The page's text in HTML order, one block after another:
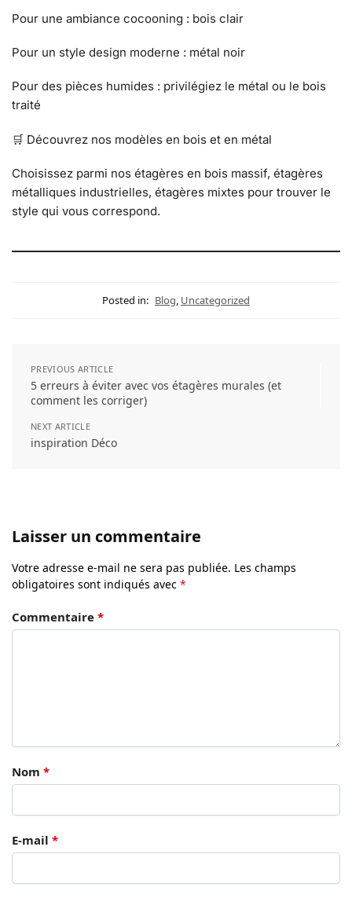
Pour une ambiance cocooning : bois clair
Pour un style design moderne : métal noir
Pour des pièces humides : privilégiez le métal ou le bois
traité
🛒 Découvrez nos modèles en bois et en métal
Choisissez parmi nos étagères en bois massif, étagères
métalliques industrielles, étagères mixtes pour trouver le
style qui vous correspond.
Posted in: Blog, Uncategorized
PREVIOUS ARTICLE
5 erreurs à éviter avec vos étagères murales (et
comment les corriger)
NEXT ARTICLE
inspiration Déco
Laisser un commentaire
Votre adresse e-mail ne sera pas publiée. Les champs
obligatoires sont indiqués avec *
Commentaire *
Nom *
E-mail *